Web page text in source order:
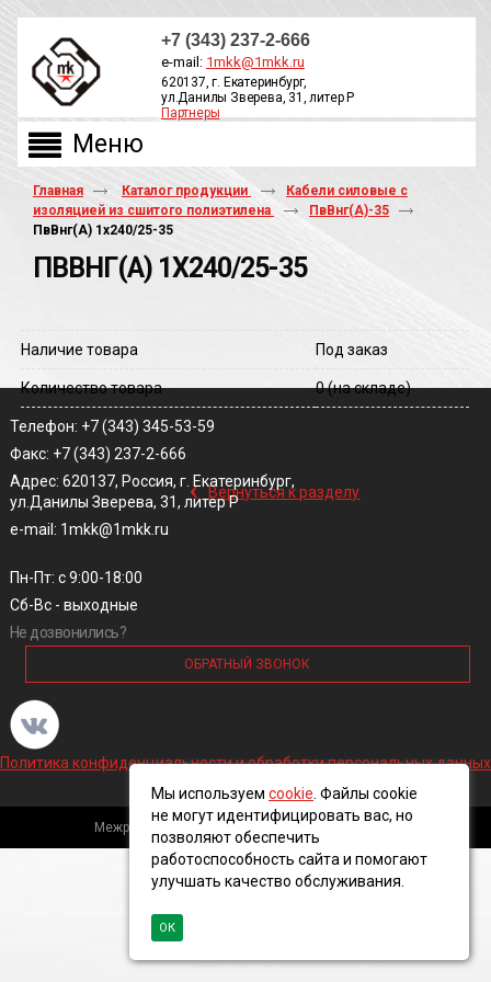
+7 (343) 237-2-666
e-mail: 1mkk@1mkk.ru
620137, г. Екатеринбург,
ул.Данилы Зверева, 31, литер Р
Партнеры
Главная Каталог продукции
Кабели силовые с
изоляцией из сшитого полиэтилена
ПвВнг(А)-35
ПвВнг(A) 1х240/25-35
ПВВНГ(A) 1Х240/25-35
Наличие товара Под заказ
Количество товара 0(на складе)
‹ Вернуться к разделу
Телефон: +7 (343) 345-53-59
Факс: +7 (343) 237-2-666
Адрес: 620137, Россия, г. Екатеринбург,
ул.Данилы Зверева, 31, литер Р
e-mail: 1mkk@1mkk.ru
Пн-Пт: с 9:00-18:00
Сб-Вс - выходные
Не дозвонились?
ОБРАТНЫЙ ЗВОНОК
Политика конфиденциальности и обработки персональных данных
Межрегиональная кабельная компания, 2016 ©
Мы используем cookie . Файлы cookie
не могут идентифицировать вас, но
позволяют обеспечить
работоспособность сайта и помогают
улучшать качество обслуживания.
ОК